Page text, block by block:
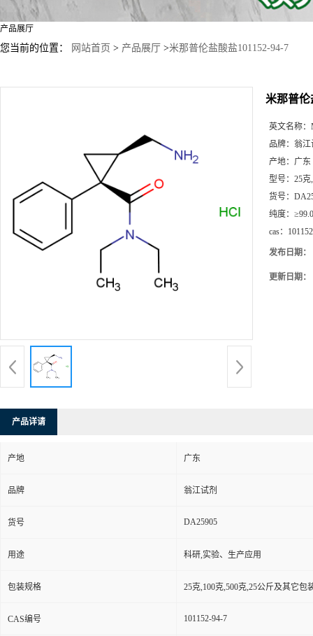
产品展厅
您当前的位置： 网站首页 > 产品展厅 >米那普伦盐酸盐101152-94-7
米那普伦
英文名称：
品牌： 翁江
产地： 广东
型号： 25克
货号：
纯度：
cas：
发布日期：
更新日期：
产品详请
产地 广东
品牌 翁江试剂
货号 DA25905
用途 科研,实验、生产应用
包装规格 25克,100克,500克,25公斤及其它包
CAS编号 101152-94-7